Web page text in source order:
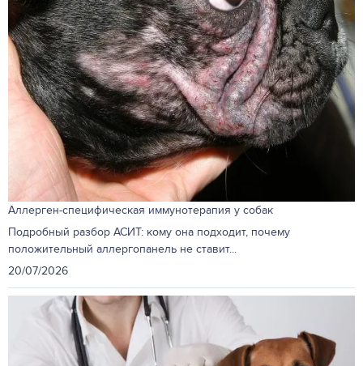
Аллерген-специфическая иммунотерапия у собак
Подробный разбор АСИТ: кому она подходит, почему
положительный аллергопанель не ставит...
20/07/2026